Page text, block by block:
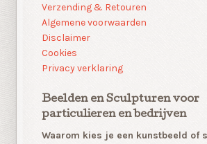
Verzending & Retouren
Algemene voorwaarden
Disclaimer
Cookies
Privacy verklaring
Beelden en Sculpturen voor
particulieren en bedrijven
Waarom kies je een kunstbeeld of